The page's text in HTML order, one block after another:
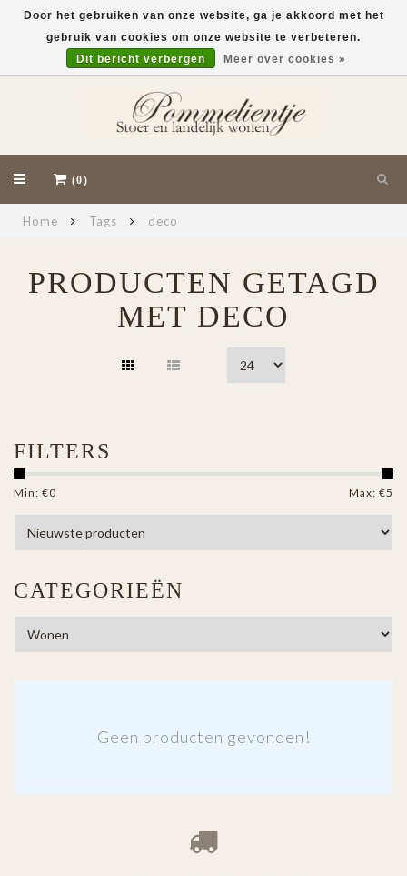
(0)
Home Tags deco
PRODUCTEN GETAGD
MET DECO
FILTERS
Min: €0 Max: €5
CATEGORIEËN
Geen producten gevonden!
Door het gebruiken van onze website, ga je akkoord met het
gebruik van cookies om onze website te verbeteren.
Dit bericht verbergen
Meer over cookies »